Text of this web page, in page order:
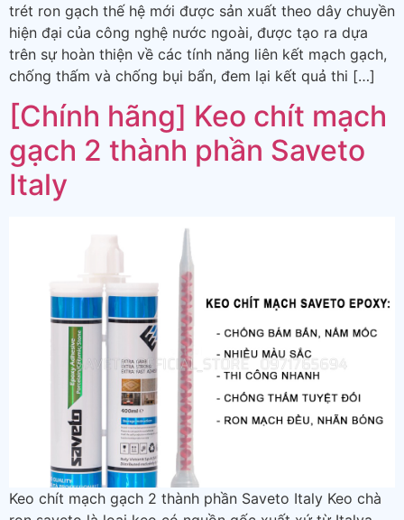
trét ron gạch thế hệ mới được sản xuất theo dây chuyền
hiện đại của công nghệ nước ngoài, được tạo ra dựa
trên sự hoàn thiện về các tính năng liên kết mạch gạch,
chống thấm và chống bụi bẩn, đem lại kết quả thi […]
[Chính hãng] Keo chít mạch
gạch 2 thành phần Saveto
Italy
Keo chít mạch gạch 2 thành phần Saveto Italy Keo chà